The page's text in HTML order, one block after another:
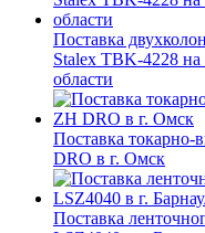
Поставка
Stalex TBK-4228
области
Поставка токарно-
DRO в г. Омск
Поставка